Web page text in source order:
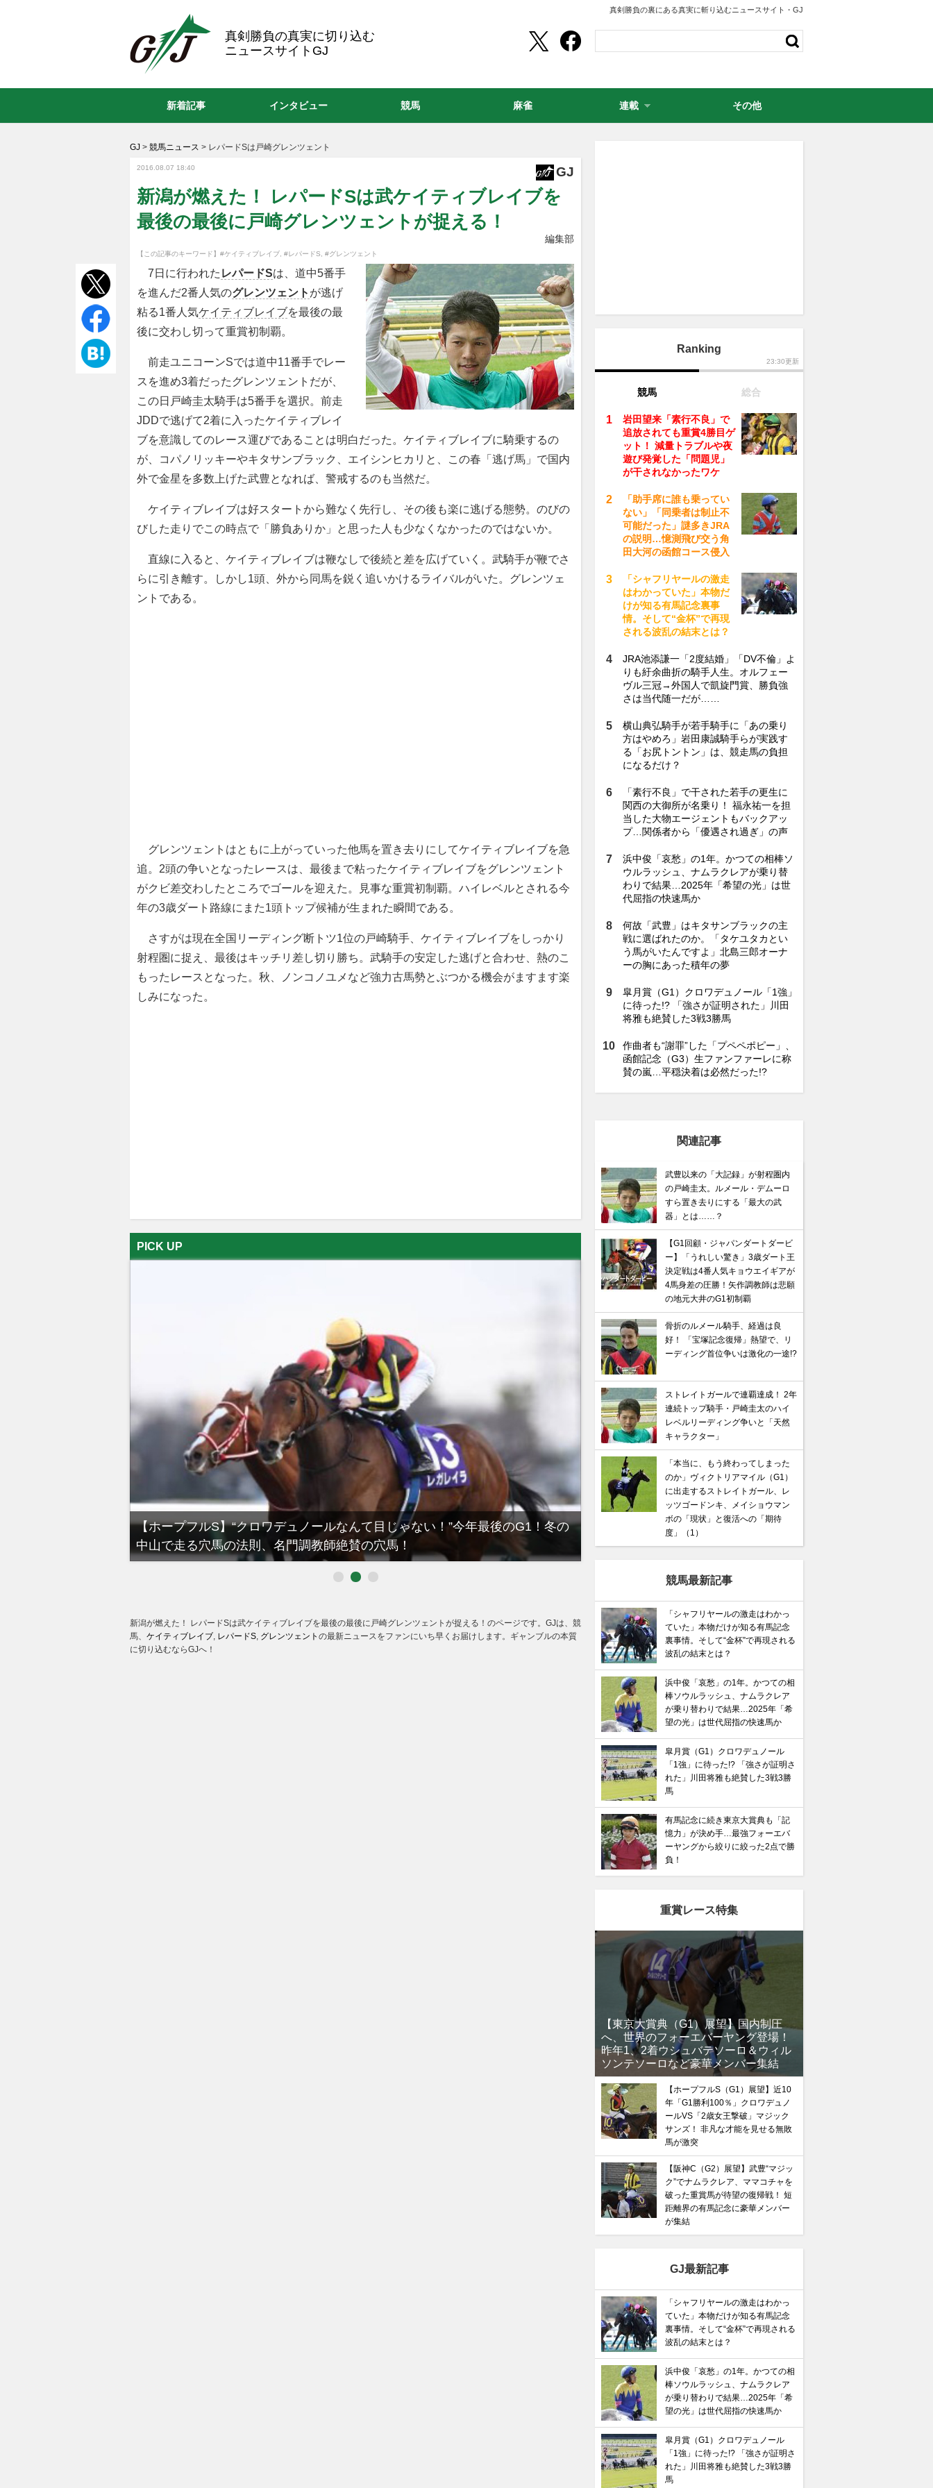
真剣勝負の裏にある真実に斬り込むニュースサイト・GJ
真剣勝負の真実に切り込む
ニュースサイトGJ
GJ > 競馬ニュース > レパードSは戸崎グレンツェント
2016.08.07 18:40 GJ
新潟が燃えた！ レパードSは武ケイティブレイブを
最後の最後に戸崎グレンツェントが捉える！
編集部
【この記事のキーワード】 #ケイティブレイブ #レパードS #グレンツェント
7日に行われた レパードSは、道中5番手
を進んだ2番人気のグレンツェント が逃げ
粘る1番人気ケイティブレイブを最後の最
後に交わし切って重賞初制覇。
前走ユニコーンSでは道中11番手でレー
スを進め3着だったグレンツェントだが、
この日戸崎圭太騎手は5番手を選択。前走
JDDで逃げて2着に入ったケイティブレイ
ブを意識してのレース運びであることは明白だった。ケイティブレイブに騎乗するの
が、コパノリッキーやキタサンブラック、エイシンヒカリと、この春「逃げ馬」で国内
外で金星を多数上げた武豊となれば、警戒するのも当然だ。
ケイティブレイブは好スタートから難なく先行し、その後も楽に逃げる態勢。のびの
びした走りでこの時点で「勝負ありか」と思った人も少なくなかったのではないか。
直線に入ると、ケイティブレイブは鞭なしで後続と差を広げていく。武騎手が鞭でさ
らに引き離す。しかし1頭、外から同馬を鋭く追いかけるライバルがいた。グレンツェ
ントである。
グレンツェントはともに上がっていった他馬を置き去りにしてケイティブレイブを急
追。2頭の争いとなったレースは、最後まで粘ったケイティブレイブをグレンツェント
がクビ差交わしたところでゴールを迎えた。見事な重賞初制覇。ハイレベルとされる今
年の3歳ダート路線にまた1頭トップ候補が生まれた瞬間である。
さすがは現在全国リーディング断トツ1位の戸崎騎手、ケイティブレイブをしっかり
射程圏に捉え、最後はキッチリ差し切り勝ち。武騎手の安定した逃げと合わせ、熱のこ
もったレースとなった。秋、ノンコノユメなど強力古馬勢とぶつかる機会がますます楽
しみになった。
PICK UP
【ホープフルS】“クロワデュノールなんて目じゃない！”今年最後のG1！冬の
中山で走る穴馬の法則、名門調教師絶賛の穴馬！
【有馬記念】武豊×ドウデュースを逆転できる候補3頭！と絶
るべき“隠れ穴馬！”
新潟が燃えた！ レパードSは武ケイティブレイブを最後の最後に戸崎グレンツェントが捉える！のページです。GJは、競
馬、 ケイティブレイブ, レパードS, グレンツェント の最新ニュースをファンにいち早くお届けします。ギャンブルの本質
に切り込むならGJへ！
Ranking
23:30更新
競馬 総合
岩田望来「素行不良」で
追放されても重賞4勝目ゲ
ット！ 減量トラブルや夜
遊び発覚した「問題児」
が干されなかったワケ
「助手席に誰も乗ってい
ない」「同乗者は制止不
可能だった」謎多きJRA
の説明…憶測飛び交う角
田大河の函館コース侵入
「シャフリヤールの激走
はわかっていた」本物だ
けが知る有馬記念裏事
情。そして“金杯”で再現
される波乱の結末とは？
JRA池添謙一「2度結婚」「DV不倫」よ
りも紆余曲折の騎手人生。オルフェー
ヴル三冠→外国人で凱旋門賞、勝負強
さは当代随一だが……
横山典弘騎手が若手騎手に「あの乗り
方はやめろ」岩田康誠騎手らが実践す
る「お尻トントン」は、競走馬の負担
になるだけ？
「素行不良」で干された若手の更生に
関西の大御所が名乗り！ 福永祐一を担
当した大物エージェントもバックアッ
プ…関係者から「優遇され過ぎ」の声
浜中俊「哀愁」の1年。かつての相棒ソ
ウルラッシュ、ナムラクレアが乗り替
わりで結果…2025年「希望の光」は世
代屈指の快速馬か
何故「武豊」はキタサンブラックの主
戦に選ばれたのか。「タケユタカとい
う馬がいたんですよ」北島三郎オーナ
ーの胸にあった積年の夢
皐月賞（G1）クロワデュノール「1強」
に待った!? 「強さが証明された」川田
将雅も絶賛した3戦3勝馬
作曲者も“謝罪”した「プペペポピー」、
函館記念（G3）生ファンファーレに称
賛の嵐…平穏決着は必然だった!?
関連記事
武豊以来の「大記録」が射程圏内
の戸崎圭太。ルメール・デムーロ
すら置き去りにする「最大の武
器」とは……？
【G1回顧・ジャパンダートダービ
ー】「うれしい驚き」3歳ダート王
決定戦は4番人気キョウエイギアが
4馬身差の圧勝！矢作調教師は悲願
の地元大井のG1初制覇
骨折のルメール騎手、経過は良
好！ 「宝塚記念復帰」熱望で、リ
ーディング首位争いは激化の一途!?
ストレイトガールで連覇達成！ 2年
連続トップ騎手・戸崎圭太のハイ
レベルリーディング争いと「天然
キャラクター」
「本当に、もう終わってしまった
のか」ヴィクトリアマイル（G1）
に出走するストレイトガール、レ
ッツゴードンキ、メイショウマン
ボの「現状」と復活への「期待
度」（1）
競馬最新記事
「シャフリヤールの激走はわかっ
ていた」本物だけが知る有馬記念
裏事情。そして“金杯”で再現される
波乱の結末とは？
浜中俊「哀愁」の1年。かつての相
棒ソウルラッシュ、ナムラクレア
が乗り替わりで結果…2025年「希
望の光」は世代屈指の快速馬か
皐月賞（G1）クロワデュノール
「1強」に待った!? 「強さが証明さ
れた」川田将雅も絶賛した3戦3勝
馬
有馬記念に続き東京大賞典も「記
憶力」が決め手…最強フォーエバ
ーヤングから絞りに絞った2点で勝
負！
重賞レース特集
【東京大賞典（G1）展望】国内制圧
へ、世界のフォーエバーヤング登場！
昨年1、2着ウシュバテソーロ＆ウィル
ソンテソーロなど豪華メンバー集結
【ホープフルS（G1）展望】近10
年「G1勝利100％」クロワデュノ
ールVS「2歳女王撃破」マジック
サンズ！ 非凡な才能を見せる無敗
馬が激突
【阪神C（G2）展望】武豊“マジッ
ク”でナムラクレア、ママコチャを
破った重賞馬が待望の復帰戦！ 短
距離界の有馬記念に豪華メンバー
が集結
GJ最新記事
「シャフリヤールの激走はわかっ
ていた」本物だけが知る有馬記念
裏事情。そして“金杯”で再現される
波乱の結末とは？
浜中俊「哀愁」の1年。かつての相
棒ソウルラッシュ、ナムラクレア
が乗り替わりで結果…2025年「希
望の光」は世代屈指の快速馬か
皐月賞（G1）クロワデュノール
「1強」に待った!? 「強さが証明さ
れた」川田将雅も絶賛した3戦3勝
馬
新着記事 インタビュー 競馬 麻雀 連載 その他